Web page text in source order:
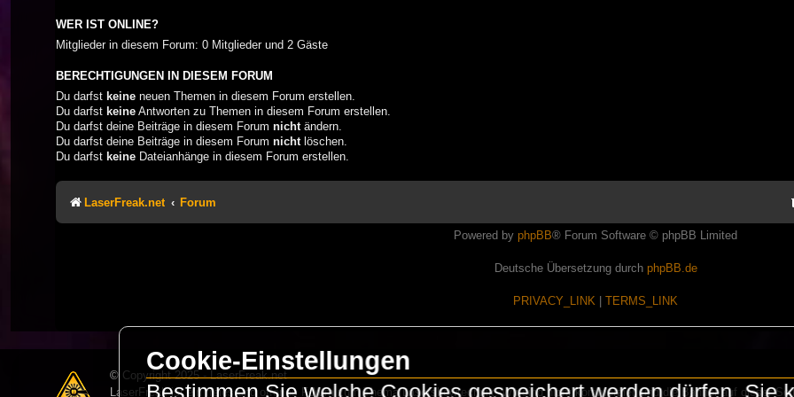
WER IST ONLINE?
Mitglieder in diesem Forum: 0 Mitglieder und 2 Gäste
BERECHTIGUNGEN IN DIESEM FORUM
Du darfst keine neuen Themen in diesem Forum erstellen.
Du darfst keine Antworten zu Themen in diesem Forum erstellen.
Du darfst deine Beiträge in diesem Forum nicht ändern.
Du darfst deine Beiträge in diesem Forum nicht löschen.
Du darfst keine Dateianhänge in diesem Forum erstellen.
LaserFreak.net Forum
Powered by phpBB® Forum Software © phpBB Limited
Deutsche Übersetzung durch phpBB.de
PRIVACY_LINK TERMS_LINK
© Copyright 2025 - LaserFreak.net
LaserFreak ist ein freies und offenes Forum zum Thema Lasershowtechnik. Wir sind nicht kommerziell und die Banner auf dieser
Cookie-Einstellungen
Bestimmen Sie welche Cookies gespeichert werden dürfen. Sie